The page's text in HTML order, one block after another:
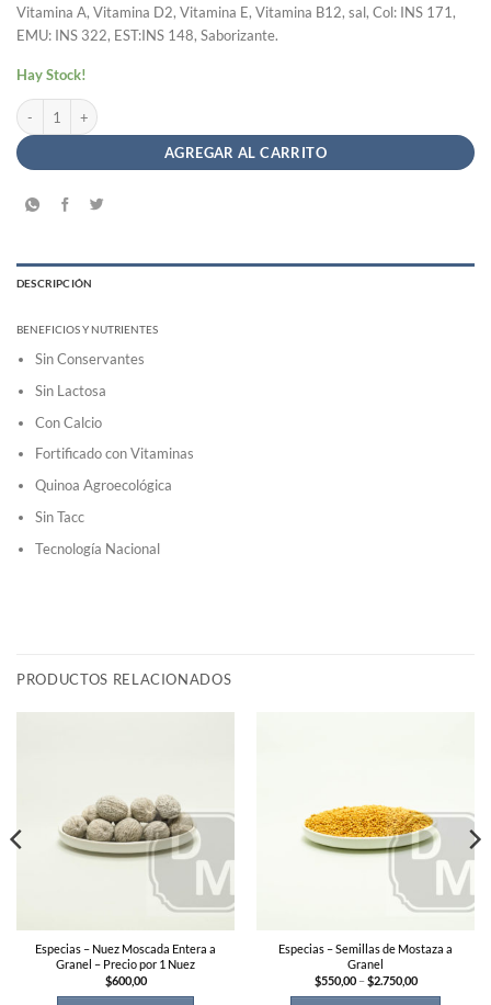
Vitamina A, Vitamina D2, Vitamina E, Vitamina B12, sal, Col: INS 171,
EMU: INS 322, EST:INS 148, Saborizante.
Hay Stock!
Leche de Quinoa Original - Biba x1Lt cantidad
AGREGAR AL CARRITO
DESCRIPCIÓN
BENEFICIOS Y NUTRIENTES
Sin Conservantes
Sin Lactosa
Con Calcio
Fortificado con Vitaminas
Quinoa Agroecológica
Sin Tacc
Tecnología Nacional
PRODUCTOS RELACIONADOS
Especias – Nuez Moscada Entera a
Granel – Precio por 1 Nuez
$600,00
Especias – Semillas de Mostaza a
Granel
$550,00 –$2.750,00Price